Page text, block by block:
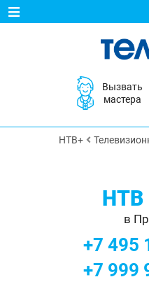
Вызвать
мастера
НТВ+
в
+7 495
+7 999